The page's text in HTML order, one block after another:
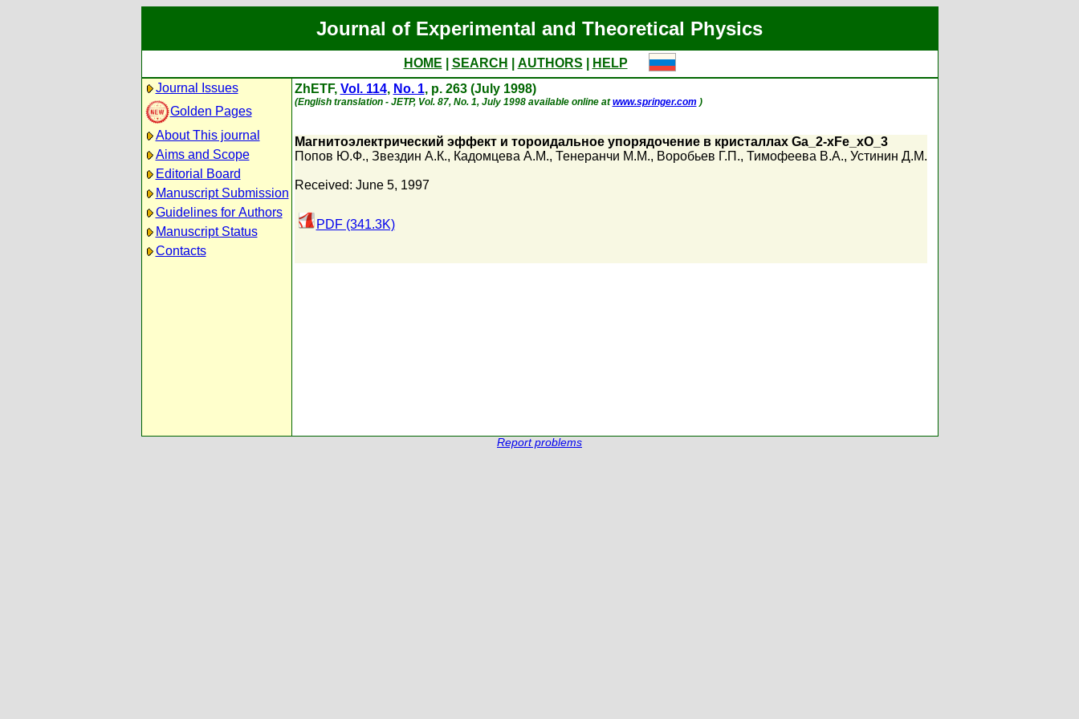
Journal of Experimental and Theoretical Physics
HOME SEARCH AUTHORS
HELP
Journal Issues
Golden Pages
About This journal
Aims and Scope
Editorial Board
Manuscript Submission
Guidelines for Authors
Manuscript Status
Contacts
ZhETF, Vol. 114, No. 1, p. 263 (July 1998)
(English translation - JETP, Vol. 87, No. 1, July 1998 available online atwww.springer.com)
Магнитоэлектрический эффект и тороидальное упорядочение в кристаллах Ga_2-xFe_xO_3
Попов Ю.Ф., Звездин А.К., Кадомцева А.М., Тенеранчи М.М., Воробьев Г.П., Тимофеева В.А., Устинин Д.М.
Received: June 5, 1997
PDF (341.3K)
Report problems